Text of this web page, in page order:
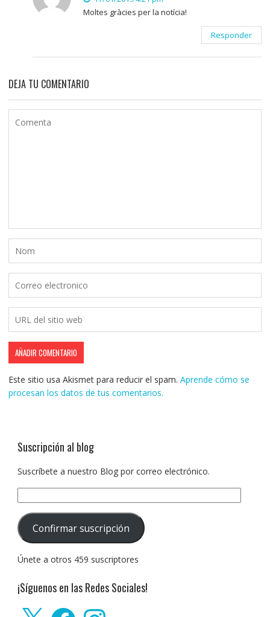
Moltes gràcies per la notícia!
Responder
DEJA TU COMENTARIO
Este sitio usa Akismet para reducir el spam. Aprende cómo se
procesan los datos de tus comentarios.
Suscripción al blog
Suscríbete a nuestro Blog por correo electrónico.
correo
electrónico:
Confirmar suscripción
Únete a otros 459 suscriptores
¡Síguenos en las Redes Sociales!
FacebookInstagram